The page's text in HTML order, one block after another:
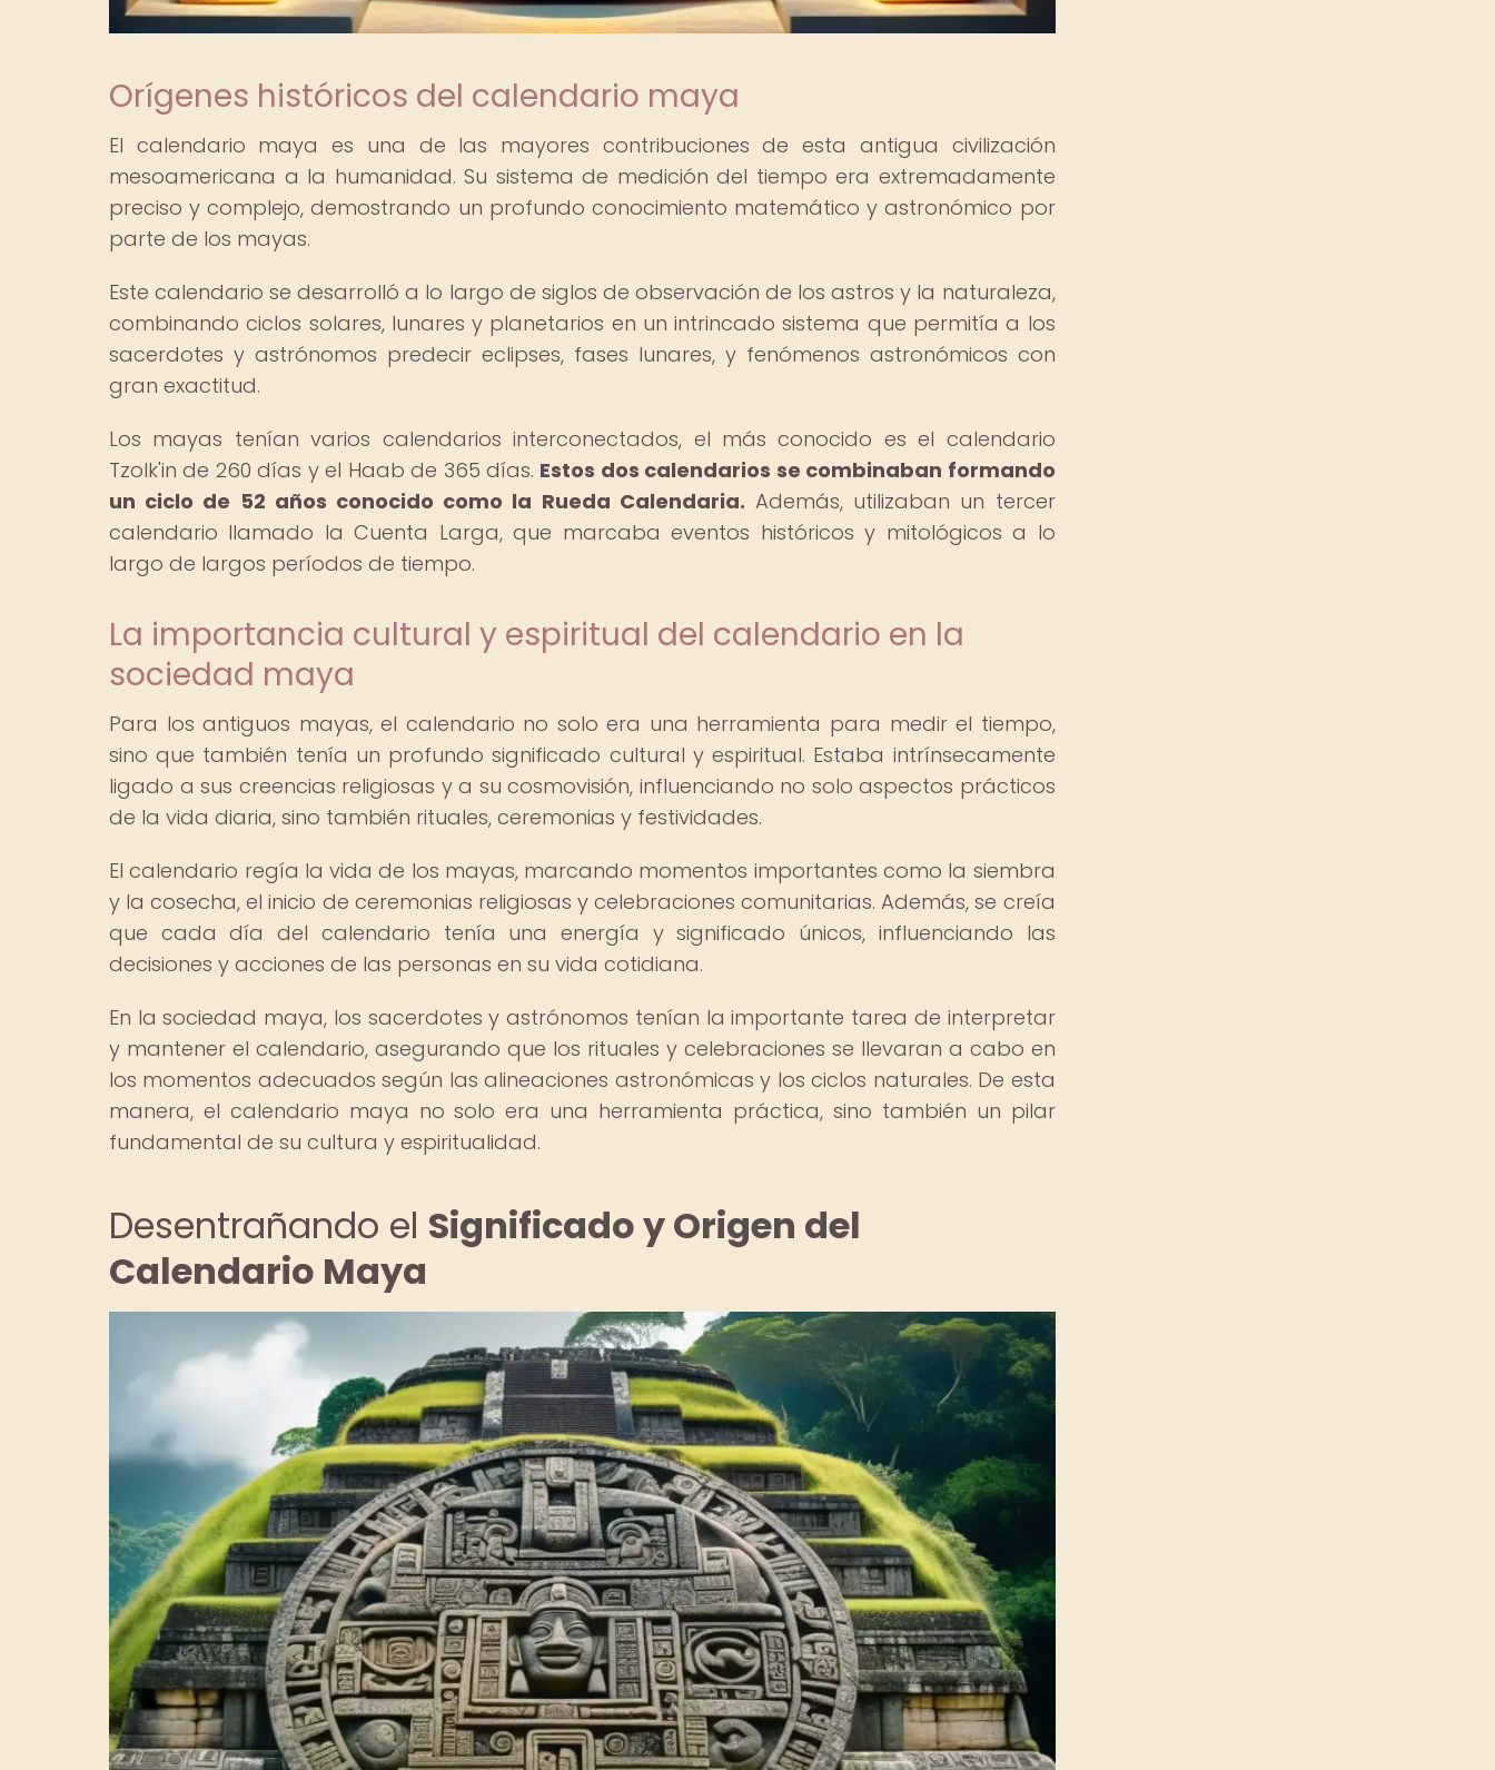
Orígenes históricos del calendario maya
El calendario maya es una de las mayores contribuciones de esta antigua civilización
mesoamericana a la humanidad. Su sistema de medición del tiempo era extremadamente
preciso y complejo, demostrando un profundo conocimiento matemático y astronómico por
parte de los mayas.
Este calendario se desarrolló a lo largo de siglos de observación de los astros y la naturaleza,
combinando ciclos solares, lunares y planetarios en un intrincado sistema que permitía a los
sacerdotes y astrónomos predecir eclipses, fases lunares, y fenómenos astronómicos con
gran exactitud.
Los mayas tenían varios calendarios interconectados, el más conocido es el calendario
Tzolk'in de 260 días y el Haab de 365 días. Estos dos calendarios se combinaban formando
un ciclo de 52 años conocido como la Rueda Calendaria. Además, utilizaban un tercer
calendario llamado la Cuenta Larga, que marcaba eventos históricos y mitológicos a lo
largo de largos períodos de tiempo.
La importancia cultural y espiritual del calendario en la
sociedad maya
Para los antiguos mayas, el calendario no solo era una herramienta para medir el tiempo,
sino que también tenía un profundo significado cultural y espiritual. Estaba intrínsecamente
ligado a sus creencias religiosas y a su cosmovisión, influenciando no solo aspectos prácticos
de la vida diaria, sino también rituales, ceremonias y festividades.
El calendario regía la vida de los mayas, marcando momentos importantes como la siembra
y la cosecha, el inicio de ceremonias religiosas y celebraciones comunitarias. Además, se creía
que cada día del calendario tenía una energía y significado únicos, influenciando las
decisiones y acciones de las personas en su vida cotidiana.
En la sociedad maya, los sacerdotes y astrónomos tenían la importante tarea de interpretar
y mantener el calendario, asegurando que los rituales y celebraciones se llevaran a cabo en
los momentos adecuados según las alineaciones astronómicas y los ciclos naturales. De esta
manera, el calendario maya no solo era una herramienta práctica, sino también un pilar
fundamental de su cultura y espiritualidad.
Desentrañando el Significado y Origen del
Calendario Maya